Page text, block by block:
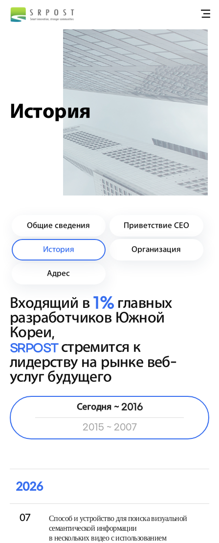
История
Общие сведения Приветствие СЕО
История Организация
Адрес
Входящий в 1% главных
разработчиков Южной
Кореи,
SRPOST стремится к
лидерству на рынке веб-
услуг будущего
Сегодня ~ 2016
2015 ~ 2007
2026
07
Способ и устройство для поиска визуальной
семантической информации
в нескольких видео с использованием